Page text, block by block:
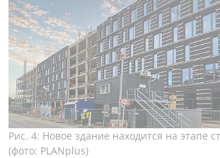
Рис. 4: Новое здание находится на этапе
(фото: PLANplus)